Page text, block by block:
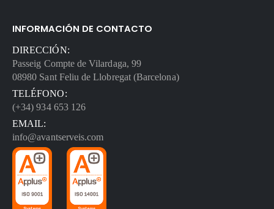
INFORMACIÓN DE CONTACTO
DIRECCIÓN:
Passeig Compte de Vilardaga, 99
08980 Sant Feliu de Llobregat (Barcelona)
TELÉFONO:
(+34) 934 653 126
EMAIL:
info@avantserveis.com